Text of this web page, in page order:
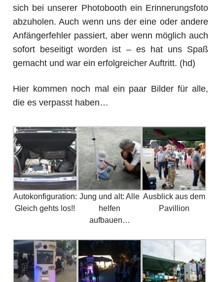
sich bei unserer Photobooth ein Erinnerungsfoto
abzuholen. Auch wenn uns der eine oder andere
Anfängerfehler passiert, aber wenn möglich auch
sofort beseitigt worden ist – es hat uns Spaß
gemacht und war ein erfolgreicher Auftritt. (hd)
Hier kommen noch mal ein paar Bilder für alle,
die es verpasst haben…
Autokonfiguration:
Gleich gehts los!!
Jung und alt: Alle
helfen
aufbauen…
Ausblick aus dem
Pavillion